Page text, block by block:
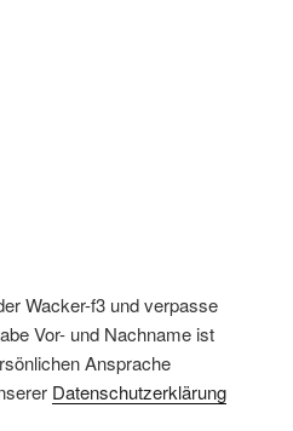
Wacker-f3 und verpasse
Vor- und Nachname ist
Ansprache
Datenschutzerklärung